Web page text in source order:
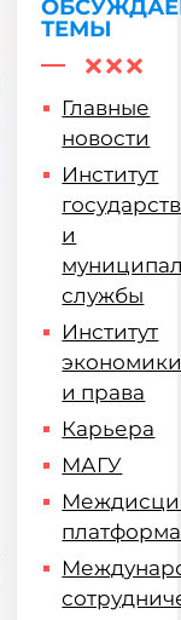
ТЕМЫ
Главные
новости
Институт
и
службы
Институт
и права
Карьера
МАГУ
платформа